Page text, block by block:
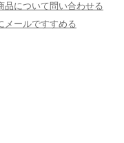
品について問い合わせる
メールですすめる